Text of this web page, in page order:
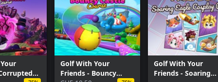
Golf With Your
Friends - Bouncy
Golf With Your
Friends - Soaring